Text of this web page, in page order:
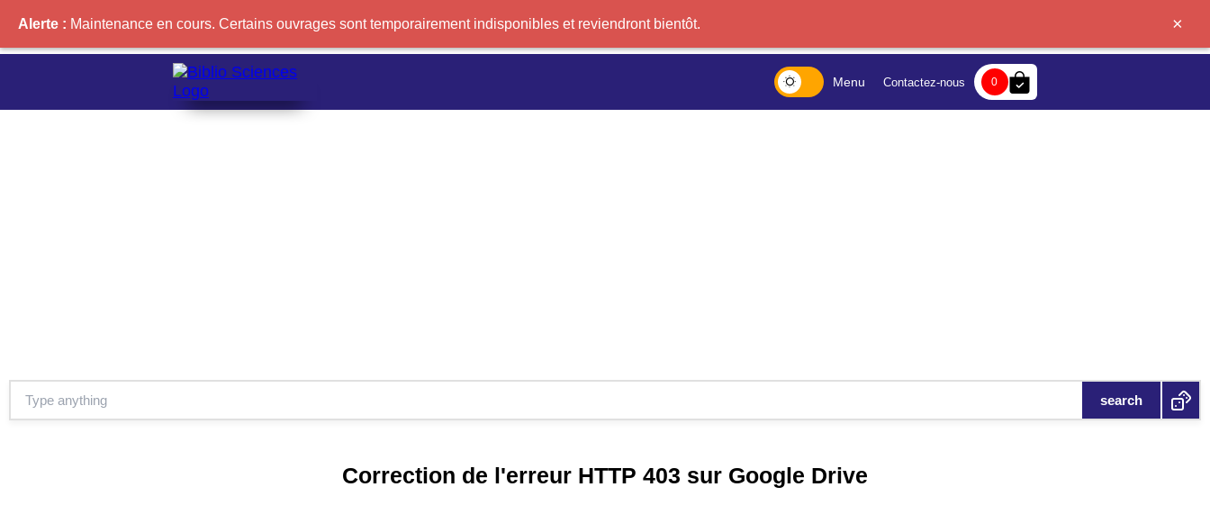
Menu Contactez-nous 0 bag-check
Alerte : Maintenance en cours. Certains ouvrages sont temporairement indisponibles et reviendront bientôt. ×
Correction de l'erreur HTTP 403 sur Google Drive